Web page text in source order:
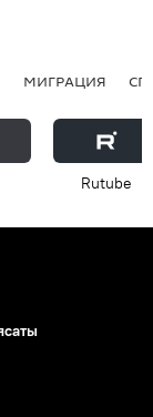
МИГРАЦИЯ
Rutube